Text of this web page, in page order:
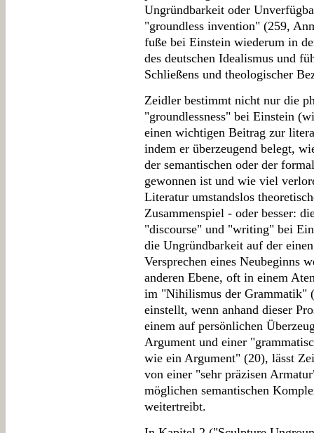
Ungründbarkeit oder
"groundless invention" (259,
fuße bei Einstein wiederum in
des deutschen Idealismus und
Schließens und theologischer
Zeidler bestimmt nicht nur die
"groundlessness" bei Einstein
einen wichtigen Beitrag zur
indem er überzeugend belegt,
der semantischen oder der
gewonnen ist und wie viel
Literatur umstandslos
Zusammenspiel - oder besser:
"discourse" und "writing" bei
die Ungründbarkeit auf der
Versprechen eines Neubeginns
anderen Ebene, oft in einem
im "Nihilismus der Grammatik"
einstellt, wenn anhand dieser
einem auf persönlichen
Argument und einer
wie ein Argument" (20), lässt
von einer "sehr präzisen
möglichen semantischen
weitertreibt.